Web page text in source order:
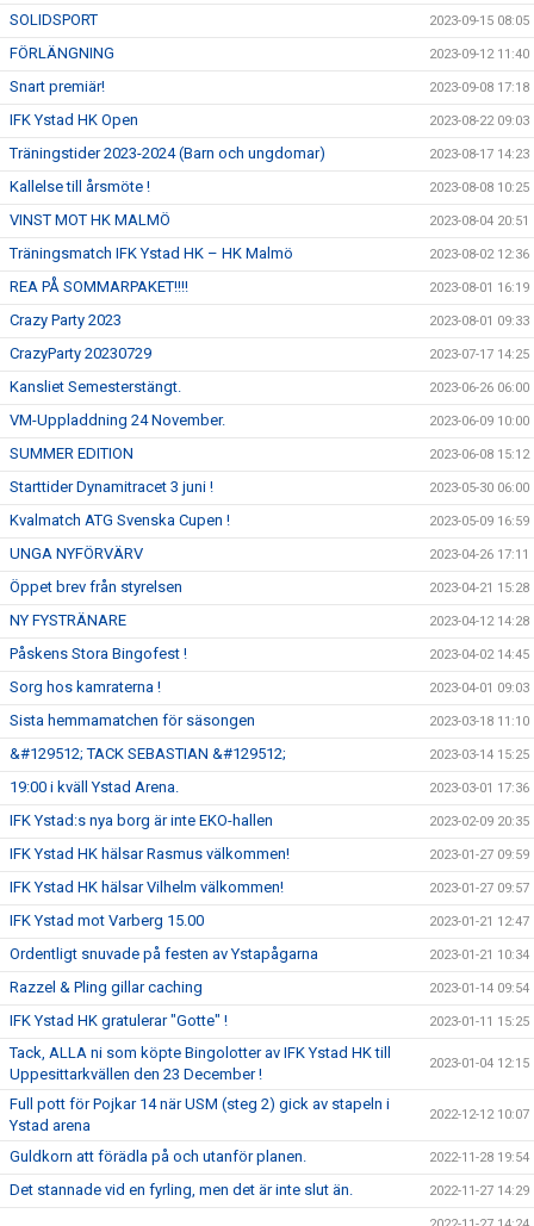
SOLIDSPORT 2023-09-15 08:05
FÖRLÄNGNING 2023-09-12 11:40
Snart premiär! 2023-09-08 17:18
IFK Ystad HK Open 2023-08-22 09:03
Träningstider 2023-2024 (Barn och ungdomar) 2023-08-17 14:23
Kallelse till årsmöte ! 2023-08-08 10:25
VINST MOT HK MALMÖ 2023-08-04 20:51
Träningsmatch IFK Ystad HK – HK Malmö 2023-08-02 12:36
REA PÅ SOMMARPAKET!!!! 2023-08-01 16:19
Crazy Party 2023 2023-08-01 09:33
CrazyParty 20230729 2023-07-17 14:25
Kansliet Semesterstängt. 2023-06-26 06:00
VM-Uppladdning 24 November. 2023-06-09 10:00
SUMMER EDITION 2023-06-08 15:12
Starttider Dynamitracet 3 juni ! 2023-05-30 06:00
Kvalmatch ATG Svenska Cupen ! 2023-05-09 16:59
UNGA NYFÖRVÄRV 2023-04-26 17:11
Öppet brev från styrelsen 2023-04-21 15:28
NY FYSTRÄNARE 2023-04-12 14:28
Påskens Stora Bingofest ! 2023-04-02 14:45
Sorg hos kamraterna ! 2023-04-01 09:03
Sista hemmamatchen för säsongen 2023-03-18 11:10
&#129512; TACK SEBASTIAN &#129512; 2023-03-14 15:25
19:00 i kväll Ystad Arena. 2023-03-01 17:36
IFK Ystad:s nya borg är inte EKO-hallen 2023-02-09 20:35
IFK Ystad HK hälsar Rasmus välkommen! 2023-01-27 09:59
IFK Ystad HK hälsar Vilhelm välkommen! 2023-01-27 09:57
IFK Ystad mot Varberg 15.00 2023-01-21 12:47
Ordentligt snuvade på festen av Ystapågarna 2023-01-21 10:34
Razzel & Pling gillar caching 2023-01-14 09:54
IFK Ystad HK gratulerar "Gotte" ! 2023-01-11 15:25
Tack, ALLA ni som köpte Bingolotter av IFK Ystad HK till
Uppesittarkvällen den 23 December !
2023-01-04 12:15
Full pott för Pojkar 14 när USM (steg 2) gick av stapeln i
Ystad arena
2022-12-12 10:07
Guldkorn att förädla på och utanför planen. 2022-11-28 19:54
Det stannade vid en fyrling, men det är inte slut än. 2022-11-27 14:29